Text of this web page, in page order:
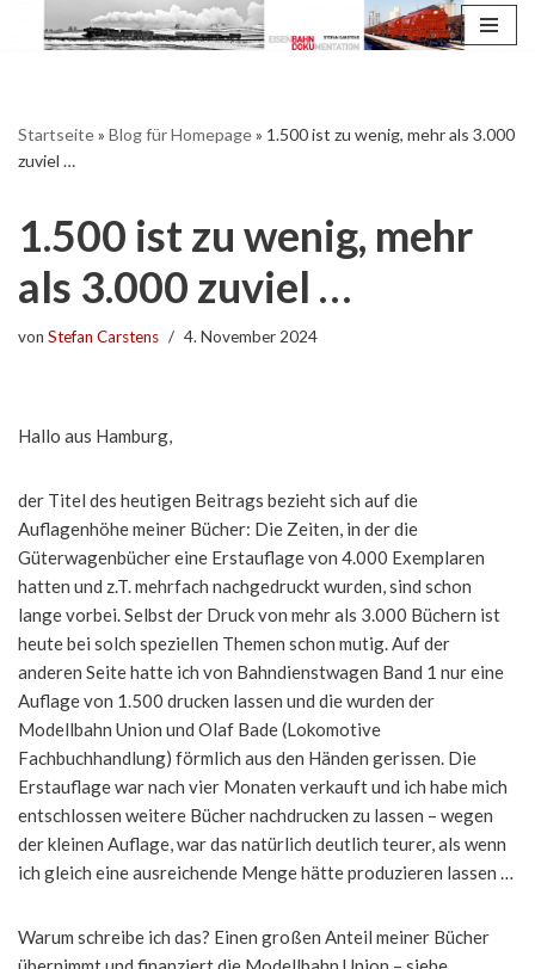
Startseite» Blog für Homepage» 1.500 ist zu wenig, mehr als 3.000
zuviel …
1.500 ist zu wenig, mehr
als 3.000 zuviel …
von Stefan Carstens 4. November 2024
Hallo aus Hamburg,
der Titel des heutigen Beitrags bezieht sich auf die
Auflagenhöhe meiner Bücher: Die Zeiten, in der die
Güterwagenbücher eine Erstauflage von 4.000 Exemplaren
hatten und z.T. mehrfach nachgedruckt wurden, sind schon
lange vorbei. Selbst der Druck von mehr als 3.000 Büchern ist
heute bei solch speziellen Themen schon mutig. Auf der
anderen Seite hatte ich von Bahndienstwagen Band 1 nur eine
Auflage von 1.500 drucken lassen und die wurden der
Modellbahn Union und Olaf Bade (Lokomotive
Fachbuchhandlung) förmlich aus den Händen gerissen. Die
Erstauflage war nach vier Monaten verkauft und ich habe mich
entschlossen weitere Bücher nachdrucken zu lassen – wegen
der kleinen Auflage, war das natürlich deutlich teurer, als wenn
ich gleich eine ausreichende Menge hätte produzieren lassen …
Warum schreibe ich das? Einen großen Anteil meiner Bücher